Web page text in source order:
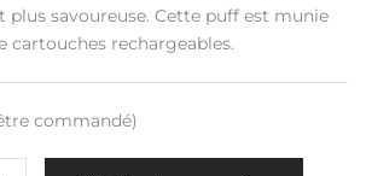
plus savoureuse. Cette puff est munie
cartouches rechargeables.
commandé)